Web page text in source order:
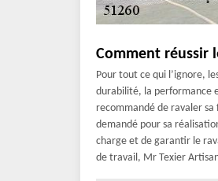
Comment réussir
Pour tout ce qui l’ignore,
durabilité, la performance
recommandé de ravaler
demandé pour sa
charge et de garantir le
de travail, Mr Texier